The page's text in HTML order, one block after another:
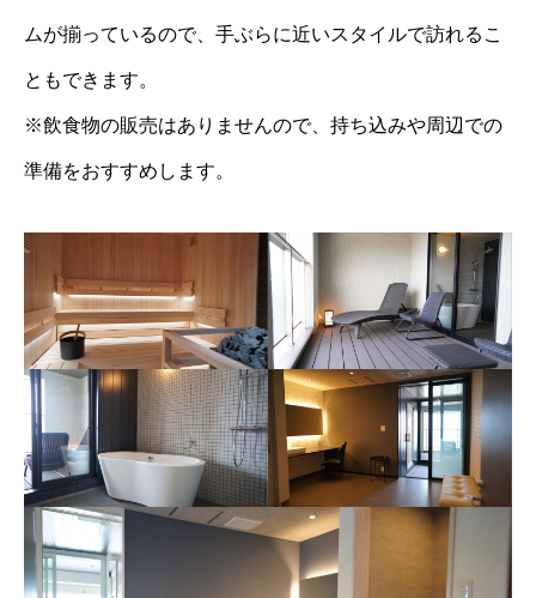
ムが揃っているので、手ぶらに近いスタイルで訪れるこ
ともできます。
※飲食物の販売はありませんので、持ち込みや周辺での
準備をおすすめします。